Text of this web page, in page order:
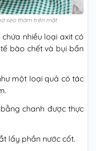
sẹo thâm trên mặt
nhiều loại axit có
bào chết và bụi bẩn
một loại quả có tác
chanh được thực
lấy phần nước cốt.